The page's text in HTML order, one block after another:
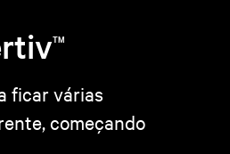
TM
ficar várias
começando